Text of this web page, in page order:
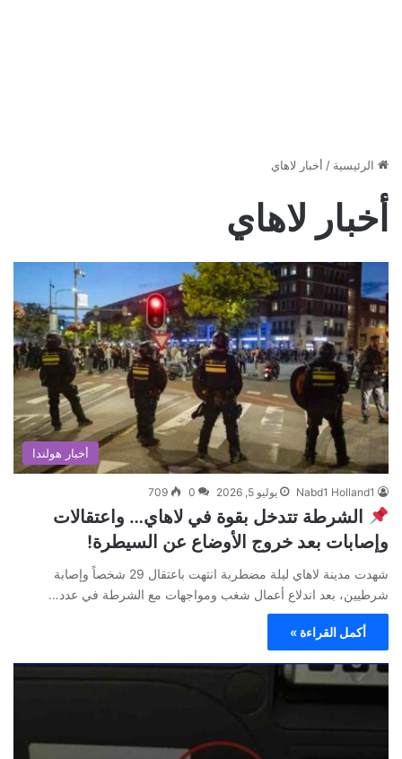
الرئيسية / أخبار لاهاي
أخبار لاهاي
أخبار هولندا
Nabd1 Holland1 يوليو 5, 2026 0
709
الشرطة تتدخل بقوة في لاهاي… واعتقالات
وإصابات بعد خروج الأوضاع عن السيطرة!
شهدت مدينة لاهاي ليلة مضطربة انتهت باعتقال 29 شخصاً وإصابة
شرطيين، بعد اندلاع أعمال شغب ومواجهات مع الشرطة في عدد…
أكمل القراءة »